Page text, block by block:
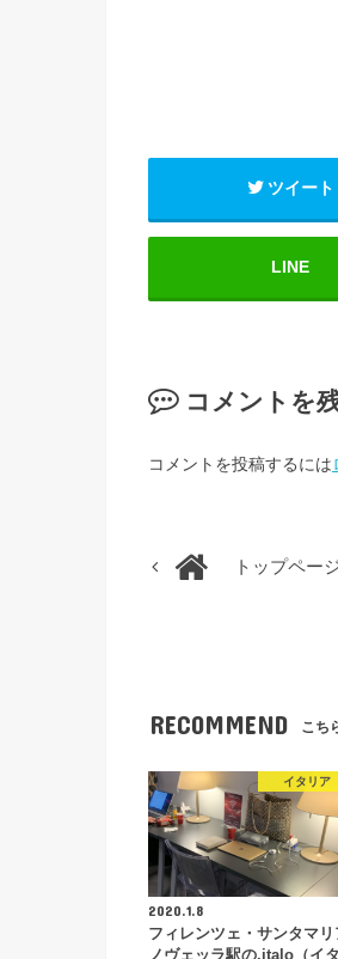
ツイート
LINE
コメントを
コメントを投稿するには
トップペー
RECOMMEND こち
イタリア
2020.1.8
フィレンツェ・サンタマリ
ノヴェッラ駅の.italo（イタ